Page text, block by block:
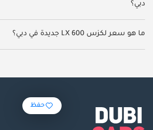
دبي؟
259 سيارة لكزس LX 600 جديدة متوفرة للبيع في دبي.
ما هو سعر لكزس LX 600 جديدة في دبي؟
يبدأ سعر سيارة لكزس LX 600 جديدة في دبي 500,000.
حفظ